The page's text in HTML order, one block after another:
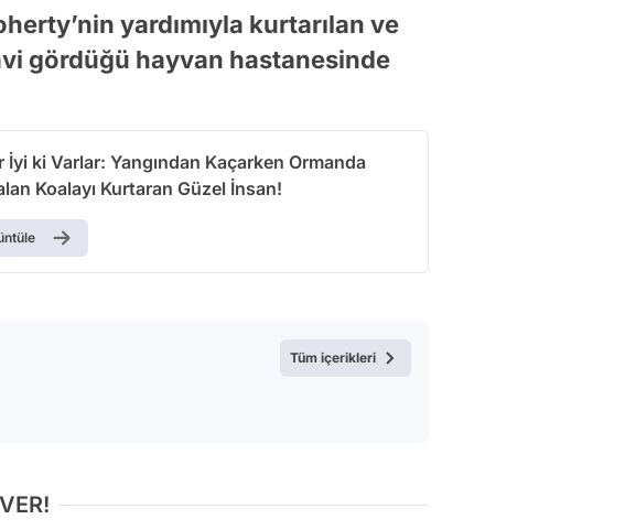
yardımıyla kurtarılan ve
gördüğü hayvan hastanesinde
İyi ki Varlar: Yangından Kaçarken Ormanda
Koalayı Kurtaran Güzel İnsan!
Tüm içerikleri